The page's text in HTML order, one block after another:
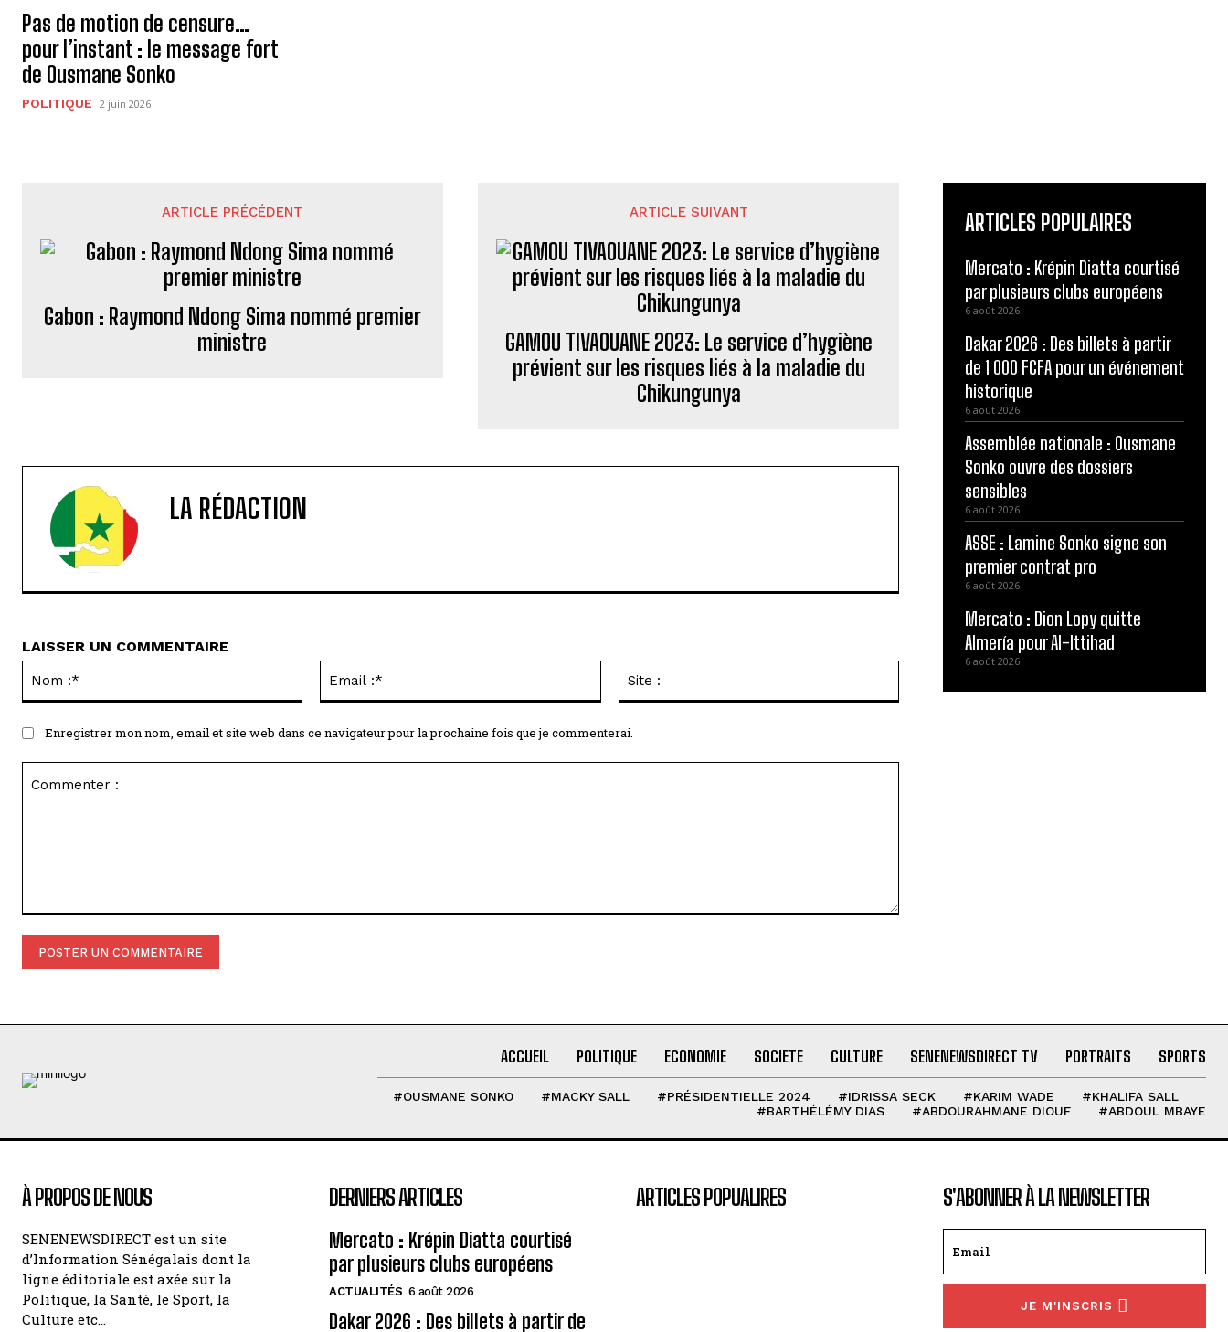
Pas de motion de censure…
pour l’instant : le message fort
de Ousmane Sonko
POLITIQUE 2 juin 2026
ARTICLE PRÉCÉDENT
Gabon : Raymond Ndong Sima nommé premier
ministre
ARTICLE SUIVANT
GAMOU TIVAOUANE 2023: Le service d’hygiène
prévient sur les risques liés à la maladie du
Chikungunya
LA RÉDACTION
LAISSER UN COMMENTAIRE
Enregistrer mon nom, email et site web dans ce navigateur pour la prochaine fois que je commenterai.
ARTICLES POPULAIRES
Mercato : Krépin Diatta courtisé
par plusieurs clubs européens
6 août 2026
Dakar 2026 : Des billets à partir
de 1 000 FCFA pour un événement
historique
6 août 2026
Assemblée nationale : Ousmane
Sonko ouvre des dossiers
sensibles
6 août 2026
ASSE : Lamine Sonko signe son
premier contrat pro
6 août 2026
Mercato : Dion Lopy quitte
Almería pour Al-Ittihad
6 août 2026
ACCUEIL POLITIQUE ECONOMIE SOCIETE CULTURE SENENEWSDIRECT TV PORTRAITS SPORTS
#OUSMANE SONKO #MACKY SALL #PRÉSIDENTIELLE 2024 #IDRISSA SECK #KARIM WADE
#KHALIFA SALL
#BARTHÉLÉMY DIAS
#ABDOURAHMANE DIOUF #ABDOUL MBAYE
À PROPOS DE NOUS
SENENEWSDIRECT est un site
d’Information Sénégalais dont la
ligne éditoriale est axée sur la
Politique, la Santé, le Sport, la
Culture etc…
DERNIERS ARTICLES
Mercato : Krépin Diatta courtisé
par plusieurs clubs européens
ACTUALITÉS 6 août 2026
Dakar 2026 : Des billets à partir de
ARTICLES POPUALIRES S'ABONNER À LA NEWSLETTER
JE M'INSCRIS